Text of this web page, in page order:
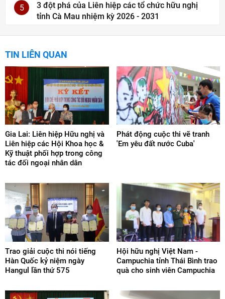
5
3 đột phá của Liên hiệp các tổ chức hữu nghị
tỉnh Cà Mau nhiệm kỳ 2026 - 2031
TIN LIÊN QUAN
Gia Lai: Liên hiệp Hữu nghị và
Liên hiệp các Hội Khoa học &
Kỹ thuật phối hợp trong công
tác đối ngoại nhân dân
Phát động cuộc thi vẽ tranh
'Em yêu đất nước Cuba'
Trao giải cuộc thi nói tiếng
Hàn Quốc kỷ niệm ngày
Hangul lần thứ 575
Hội hữu nghị Việt Nam -
Campuchia tỉnh Thái Bình trao
quà cho sinh viên Campuchia